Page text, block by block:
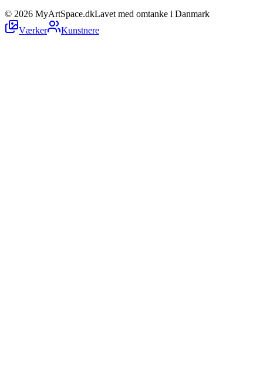
© 2026 MyArtSpace.dkLavet med omtanke i Danmark
Værker
Kunstnere